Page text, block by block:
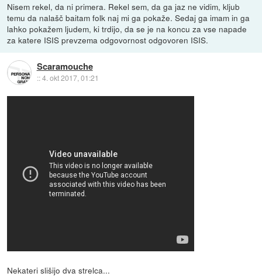
Nisem rekel, da ni primera. Rekel sem, da ga jaz ne vidim, kljub
temu da nalašč baitam folk naj mi ga pokaže. Sedaj ga imam in ga
lahko pokažem ljudem, ki trdijo, da se je na koncu za vse napade
za katere ISIS prevzema odgovornost odgovoren ISIS.
Scaramouche
::4. okt 2017, 01:21
Nekateri slišijo dva strelca...